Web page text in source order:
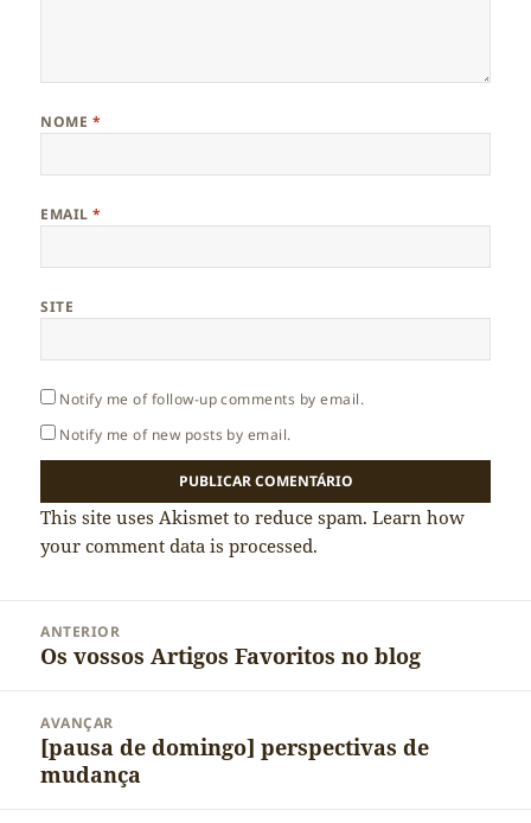
NOME *
EMAIL*
SITE
Notify me of follow-up comments by email.
Notify me of new posts by email.
This site uses Akismet to reduce spam.Learn how
your comment data is processed.
artigos
ANTERIOR
Artigo
anterior:
Os vossos Artigos Favoritos no blog
AVANÇAR
Artigo
seguinte:
[pausa de domingo] perspectivas de
mudança